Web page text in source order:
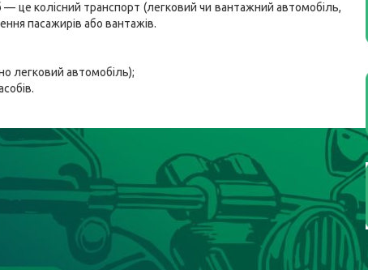
— це колісний транспорт (легковий чи вантажний автомобіль,
пасажирів або вантажів.
легковий автомобіль);